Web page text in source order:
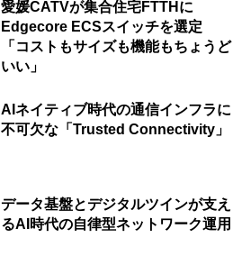
愛媛CATVが集合住宅FTTHに
Edgecore ECSスイッチを選定
「コストもサイズも機能もちょうど
いい」
AIネイティブ時代の通信インフラに
不可欠な「Trusted Connectivity」
データ基盤とデジタルツインが支え
るAI時代の自律型ネットワーク運用